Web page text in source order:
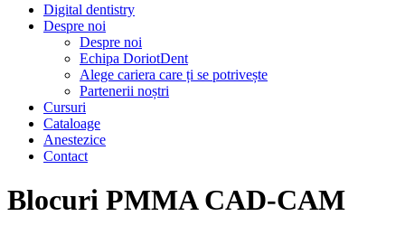
Digital dentistry
Despre noi
Despre noi
Echipa DoriotDent
Alege cariera care ți se potrivește
Partenerii noștri
Cursuri
Cataloage
Anestezice
Contact
Blocuri PMMA CAD-CAM